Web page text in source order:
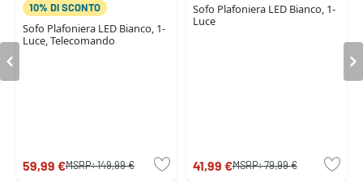
10% DI SCONTO
Sofo Plafoniera LED Bianco, 1-
Luce, Telecomando
59,99 €MSRP:149,99 €
Sofo Plafoniera LED Bianco, 1-
Luce
41,99 €MSRP:79,99 €